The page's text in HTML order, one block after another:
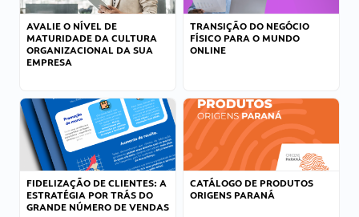
AVALIE O NÍVEL DE
MATURIDADE DA CULTURA
ORGANIZACIONAL DA SUA
EMPRESA
TRANSIÇÃO DO NEGÓCIO
FÍSICO PARA O MUNDO
ONLINE
FIDELIZAÇÃO DE CLIENTES: A
ESTRATÉGIA POR TRÁS DO
GRANDE NÚMERO DE VENDAS
CATÁLOGO DE PRODUTOS
ORIGENS PARANÁ